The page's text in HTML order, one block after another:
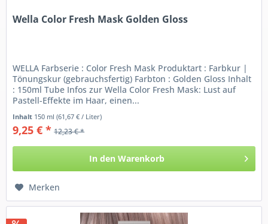
Wella Color Fresh Mask Golden Gloss
WELLA Farbserie : Color Fresh Mask Produktart : Farbkur |
Tönungskur (gebrauchsfertig) Farbton : Golden Gloss Inhalt
: 150ml Tube Infos zur Wella Color Fresh Mask: Lust auf
Pastell-Effekte im Haar, einen...
Inhalt 150 ml(61,67 € / Liter)
9,25 € * 12,23 € *
In den Warenkorb
Merken